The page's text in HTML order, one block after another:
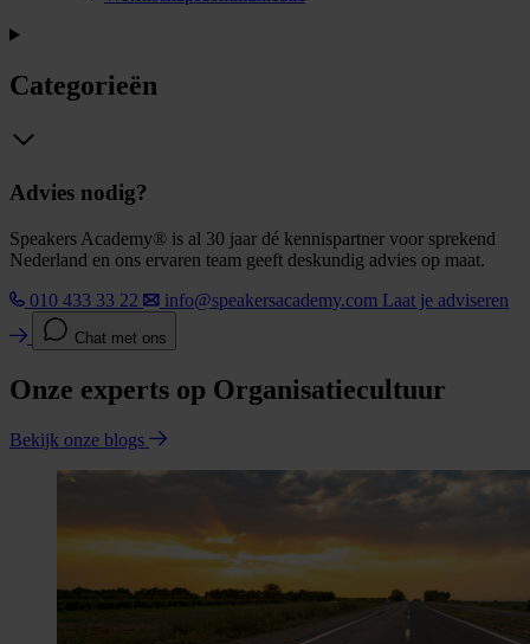
Categorieën
Advies nodig?
Speakers Academy® is al 30 jaar dé kennispartner voor sprekend
Nederland en ons ervaren team geeft deskundig advies op maat.
010 433 33 22
info@speakersacademy.com Laat je adviseren
Chat met ons
Onze experts op Organisatiecultuur
Bekijk onze blogs